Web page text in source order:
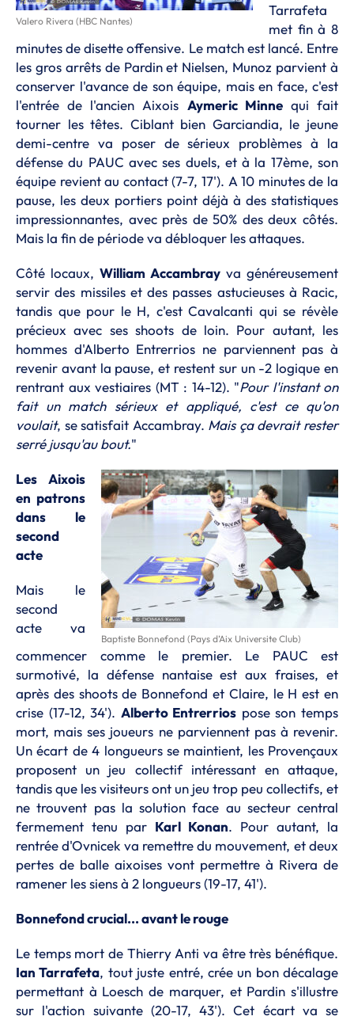
Valero Rivera (HBC Nantes)
Tarrafeta
met fin à 8
minutes de disette offensive. Le match est lancé. Entre
les gros arrêts de Pardin et Nielsen, Munoz parvient à
conserver l'avance de son équipe, mais en face, c'est
l'entrée de l'ancien Aixois Aymeric Minnequi fait
tourner les têtes. Ciblant bien Garciandia, le jeune
demi-centre va poser de sérieux problèmes à la
défense du PAUC avec ses duels, et à la 17ème, son
équipe revient au contact (7-7, 17'). A 10 minutes de la
pause, les deux portiers point déjà à des statistiques
impressionnantes, avec près de 50% des deux côtés.
Mais la fin de période va débloquer les attaques.
Côté locaux, William Accambray va généreusement
servir des missiles et des passes astucieuses à Racic,
tandis que pour le H, c'est Cavalcanti qui se révèle
précieux avec ses shoots de loin. Pour autant, les
hommes d'Alberto Entrerrios ne parviennent pas à
revenir avant la pause, et restent sur un -2 logique en
rentrant aux vestiaires (MT : 14-12). "Pour l'instant on
fait un match sérieux et appliqué, c'est ce qu'on
voulait, se satisfait Accambray. Mais ça devrait rester
serré jusqu'au bout."
Baptiste Bonnefond (Pays d’Aix Universite Club)
Les Aixois
en patrons
dans le
second
acte
Mais le
second
acte va
commencer comme le premier. Le PAUC est
surmotivé, la défense nantaise est aux fraises, et
après des shoots de Bonnefond et Claire, le H est en
crise (17-12, 34'). Alberto Entrerrios pose son temps
mort, mais ses joueurs ne parviennent pas à revenir.
Un écart de 4 longueurs se maintient, les Provençaux
proposent un jeu collectif intéressant en attaque,
tandis que les visiteurs ont un jeu trop peu collectifs, et
ne trouvent pas la solution face au secteur central
fermement tenu par Karl Konan. Pour autant, la
rentrée d'Ovnicek va remettre du mouvement, et deux
pertes de balle aixoises vont permettre à Rivera de
ramener les siens à 2 longueurs (19-17, 41').
Bonnefond crucial... avant le rouge
Le temps mort de Thierry Anti va être très bénéfique.
Ian Tarrafeta, tout juste entré, crée un bon décalage
permettant à Loesch de marquer, et Pardin s'illustre
sur l'action suivante (20-17, 43'). Cet écart va se